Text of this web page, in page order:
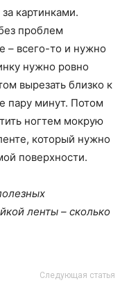
картинками.
проблем
– всего-то и нужно
нужно ровно
вырезать близко к
пару минут. Потом
ногтем мокрую
который нужно
поверхности.
ленты – сколько
Следующая статья